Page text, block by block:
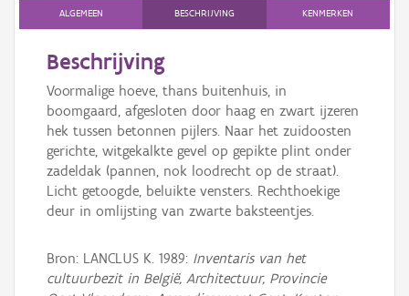
ALGEMEEN BESCHRIJVING KENMERKEN
Beschrijving
Voormalige hoeve, thans buitenhuis, in
boomgaard, afgesloten door haag en zwart ijzeren
hek tussen betonnen pijlers. Naar het zuidoosten
gerichte, witgekalkte gevel op gepikte plint onder
zadeldak (pannen, nok loodrecht op de straat).
Licht getoogde, beluikte vensters. Rechthoekige
deur in omlijsting van zwarte baksteentjes.
Bron: LANCLUS K. 1989: Inventaris van het
cultuurbezit in België, Architectuur, Provincie